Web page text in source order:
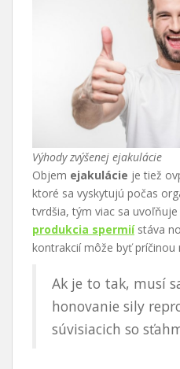
Výhody zvýšenej ejakulácie
Objem ejakulácie je tiež
ktoré sa vyskytujú počas
tvrdšia, tým viac sa uvoľňuje
produkcia spermiístáva
kontrakcií môže byť
Ak je to tak, musí
honovanie sily
súvisiacich so